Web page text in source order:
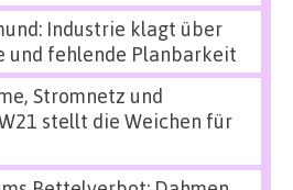
Industrie klagt über
und fehlende Planbarkeit
Stromnetz und
stellt die Weichen für